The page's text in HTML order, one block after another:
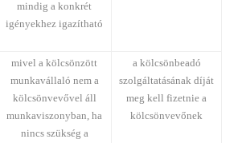
mindig a konkrét
igényekhez igazítható
mivel a kölcsönzött
munkavállaló nem a
kölcsönvevővel áll
munkaviszonyban, ha
nincs szükség a
a kölcsönbeadó
szolgáltatásának díját
meg kell fizetnie a
kölcsönvevőnek